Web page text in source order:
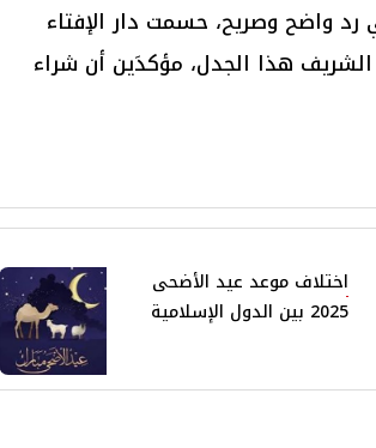
رد واضح وصريح، حسمت دار الإفتاء
الشريف هذا الجدل، مؤكدَين أن شراء
اختلاف موعد عيد الأضحى
2025 بين الدول الإسلامية